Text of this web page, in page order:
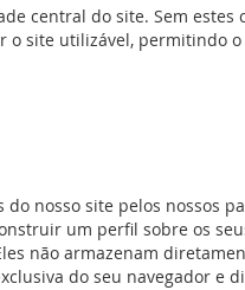
REF. 406460
Interruptores seccionadores
central do site. Sem estes
site utilizável, permitindo
do nosso site pelos nossos
um perfil sobre os
não armazenam
do seu navegador e